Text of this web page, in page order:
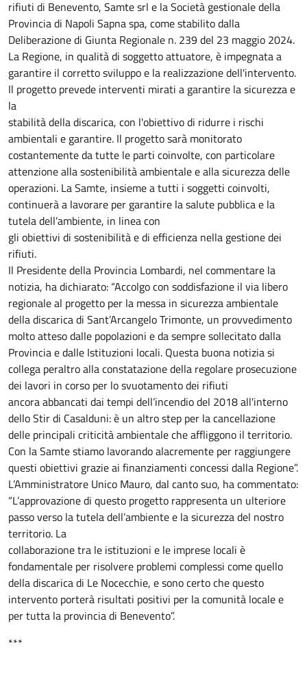
rifiuti di Benevento, Samte srl e la Società gestionale della
Provincia di Napoli Sapna spa, come stabilito dalla
Deliberazione di Giunta Regionale n. 239 del 23 maggio 2024.
La Regione, in qualità di soggetto attuatore, è impegnata a
garantire il corretto sviluppo e la realizzazione dell'intervento.
Il progetto prevede interventi mirati a garantire la sicurezza e
la
stabilità della discarica, con l'obiettivo di ridurre i rischi
ambientali e garantire. Il progetto sarà monitorato
costantemente da tutte le parti coinvolte, con particolare
attenzione alla sostenibilità ambientale e alla sicurezza delle
operazioni. La Samte, insieme a tutti i soggetti coinvolti,
continuerà a lavorare per garantire la salute pubblica e la
tutela dell’ambiente, in linea con
gli obiettivi di sostenibilità e di efficienza nella gestione dei
rifiuti.
Il Presidente della Provincia Lombardi, nel commentare la
notizia, ha dichiarato: “Accolgo con soddisfazione il via libero
regionale al progetto per la messa in sicurezza ambientale
della discarica di Sant’Arcangelo Trimonte, un provvedimento
molto atteso dalle popolazioni e da sempre sollecitato dalla
Provincia e dalle Istituzioni locali. Questa buona notizia si
collega peraltro alla constatazione della regolare prosecuzione
dei lavori in corso per lo svuotamento dei rifiuti
ancora abbancati dai tempi dell’incendio del 2018 all'interno
dello Stir di Casalduni: è un altro step per la cancellazione
delle principali criticità ambientale che affliggono il territorio.
Con la Samte stiamo lavorando alacremente per raggiungere
questi obiettivi grazie ai finanziamenti concessi dalla Regione”.
L’Amministratore Unico Mauro, dal canto suo, ha commentato:
“L’approvazione di questo progetto rappresenta un ulteriore
passo verso la tutela dell’ambiente e la sicurezza del nostro
territorio. La
collaborazione tra le istituzioni e le imprese locali è
fondamentale per risolvere problemi complessi come quello
della discarica di Le Nocecchie, e sono certo che questo
intervento porterà risultati positivi per la comunità locale e
per tutta la provincia di Benevento”.
***